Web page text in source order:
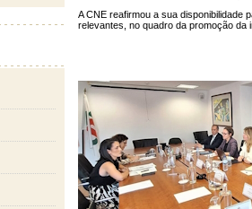
A CNE reafirmou a sua disponibilidade
relevantes, no quadro da promoção da